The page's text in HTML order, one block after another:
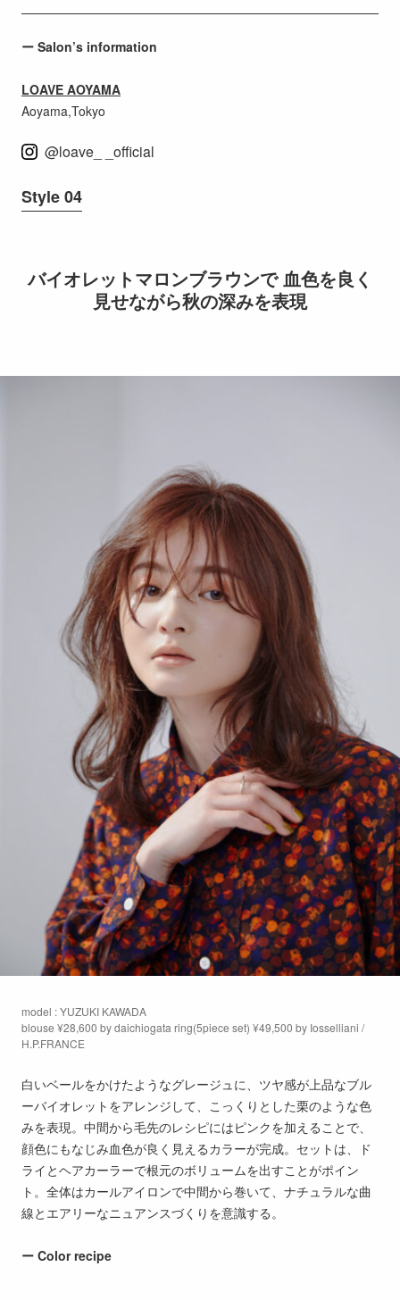
ー Salon’s information
LOAVE AOYAMA
Aoyama,Tokyo
@loave_ _official
Style 04
バイオレットマロンブラウンで 血色を良く
見せながら秋の深みを表現
model : YUZUKI KAWADA
blouse ¥28,600 by daichiogata ring(5piece set) ¥49,500 by Iosselliani /
H.P.FRANCE
白いベールをかけたようなグレージュに、ツヤ感が上品なブル
ーバイオレットをアレンジして、こっくりとした栗のような色
みを表現。中間から毛先のレシピにはピンクを加えることで、
顔色にもなじみ血色が良く見えるカラーが完成。セットは、ド
ライとヘアカーラーで根元のボリュームを出すことがポイン
ト。全体はカールアイロンで中間から巻いて、ナチュラルな曲
線とエアリーなニュアンスづくりを意識する。
ー Color recipe